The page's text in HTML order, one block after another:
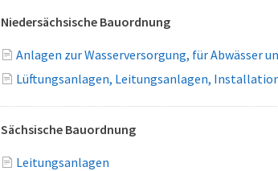
Niedersächsische Bauordnung
Anlagen zur Wasserversorgung, für Abwässer
Lüftungsanlagen, Leitungsanlagen,
Sächsische Bauordnung
Leitungsanlagen